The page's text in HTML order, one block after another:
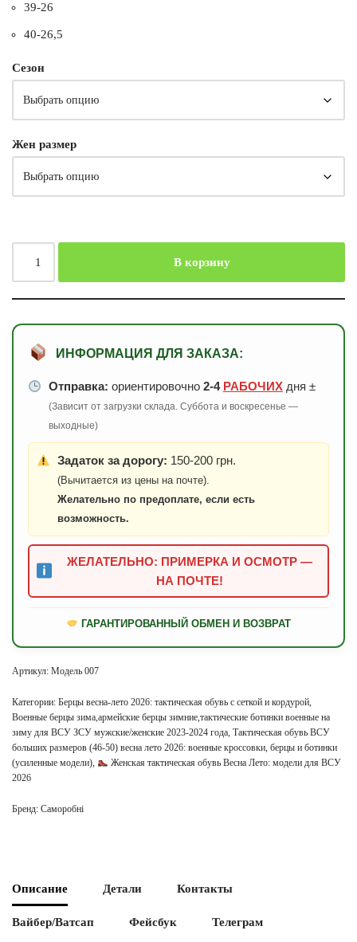
39-26
40-26,5
Сезон
Жен размер
В корзину
ИНФОРМАЦИЯ ДЛЯ ЗАКАЗА:
Отправка: ориентировочно 2-4 РАБОЧИХдня ±
(Зависит от загрузки склада. Суббота и воскресенье —
выходные)
Задаток за дорогу: 150-200 грн.
(Вычитается из цены на почте).
Желательно по предоплате, если есть
возможность.
ЖЕЛАТЕЛЬНО: ПРИМЕРКА И ОСМОТР —
НА ПОЧТЕ!
ГАРАНТИРОВАННЫЙ ОБМЕН И ВОЗВРАТ
Артикул: Модель 007
Категории: Берцы весна-лето 2026: тактическая обувь с сеткой и кордурой,
Военные берцы зима,армейские берцы зимние,тактические ботинки военные на
зиму для ВСУ ЗСУ мужские/женские 2023-2024 года, Тактическая обувь ВСУ
больших размеров (46-50) весна лето 2026: военные кроссовки, берцы и ботинки
(усиленные модели),
Женская тактическая обувь Весна Лето: модели для ВСУ
2026
Бренд: Саморобні
Описание Детали Контакты
Вайбер/Ватсап Фейсбук Телеграм